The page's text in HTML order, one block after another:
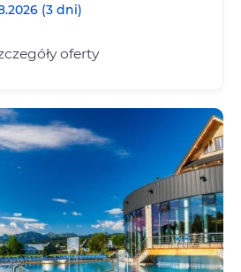
(3 dni)
oferty